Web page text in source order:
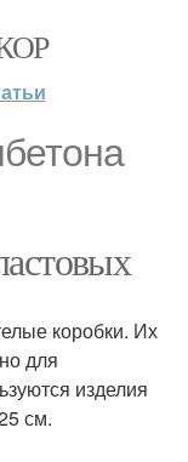
коробки. Их
для
изделия
см.